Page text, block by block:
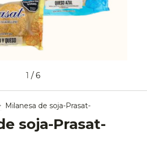
1 /6
Milanesa de soja-Prasat-
soja-Prasat-